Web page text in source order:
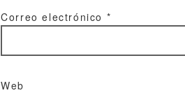
Correo electrónico *
Web